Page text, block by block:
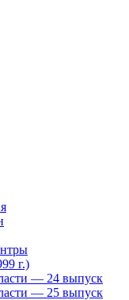
г.)
— 24 выпуск
— 25 выпуск